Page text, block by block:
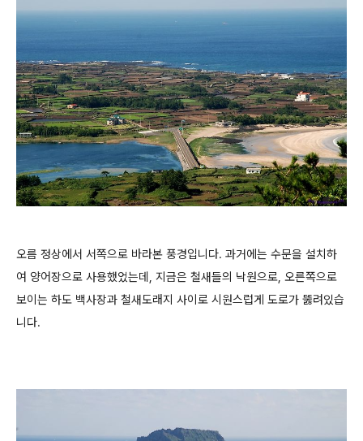
오름 정상에서 서쪽으로 바라본 풍경입니다. 과거에는 수문을 설치하
여 양어장으로 사용했었는데, 지금은 철새들의 낙원으로, 오른쪽으로
보이는 하도 백사장과 철새도래지 사이로 시원스럽게 도로가 뚫려있습
니다.